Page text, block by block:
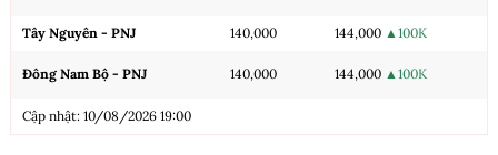
Tây Nguyên - PNJ 140,000 144,000 ▲100K
Đông Nam Bộ - PNJ 140,000 144,000 ▲100K
Cập nhật: 10/08/2026 19:00